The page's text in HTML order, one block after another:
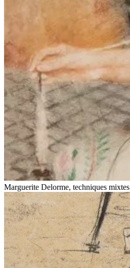
Marguerite Delorme, techniques mixtes